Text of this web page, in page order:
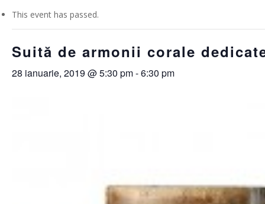
This event has passed.
Suită de armonii corale
28 ianuarie, 2019 @ 5:30 pm-6:30 pm